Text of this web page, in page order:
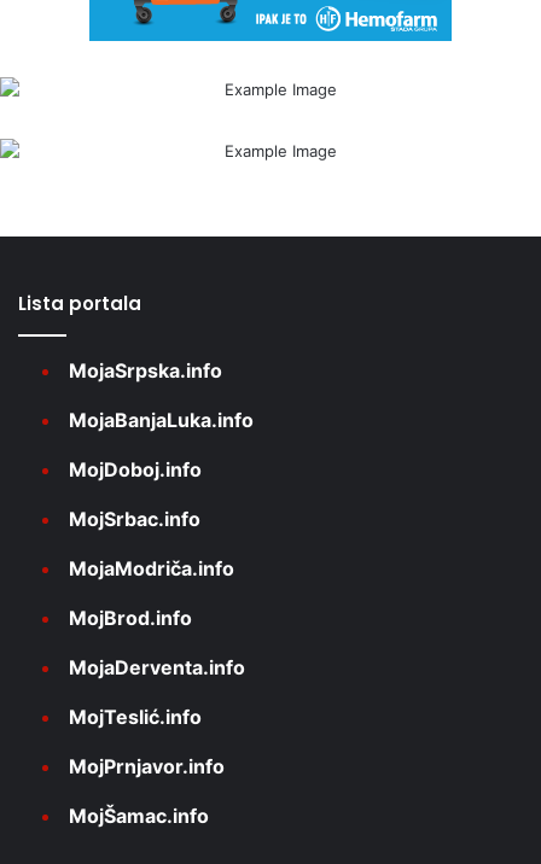
Lista portala
MojaSrpska.info
MojaBanjaLuka.info
MojDoboj.info
MojSrbac.info
MojaModriča.info
MojBrod.info
MojaDerventa.info
MojTeslić.info
MojPrnjavor.info
MojŠamac.info